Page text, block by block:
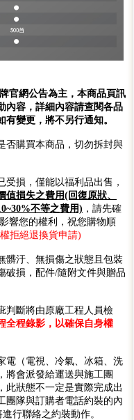
官網公告為主，本商品頁訊
內容，詳細內容請查閱各品
變更，將不另行通知。
否購買本商品，切勿拆封與
損，僅能以福利品出售，
值損失之費用(回復原狀、
不等之費用) ，請先確
響您的權利，祝您購物順
拒絕退換貨申請)
髒汙、無損傷之狀態且包裝
破損，配件/隨附文件與贈品
判斷將由原廠工程人員檢
全程錄影，以確保自身權
電（電視、冷氣、冰箱、洗
將會派發給運送與施工團
此狀態不一定是實際完成出
團隊與訂購者電話約裝的內
行聯絡之約裝動作。